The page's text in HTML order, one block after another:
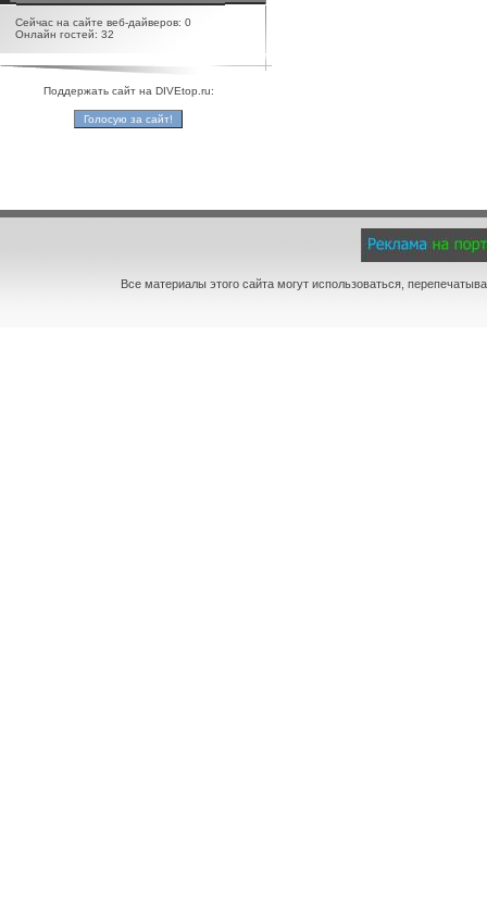
Сейчас на сайте веб-дайверов: 0
Онлайн гостей: 32
Поддержать сайт на DIVEtop.ru:
Все материалы этого сайта могут использоваться,